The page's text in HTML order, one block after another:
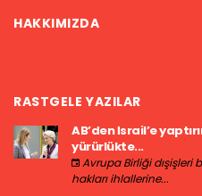
HAKKIMIZDA
RASTGELE YAZILAR
AB’den İsrail’e
yürürlükte...
Avrupa Birliği dışişleri
hakları ihlallerine...